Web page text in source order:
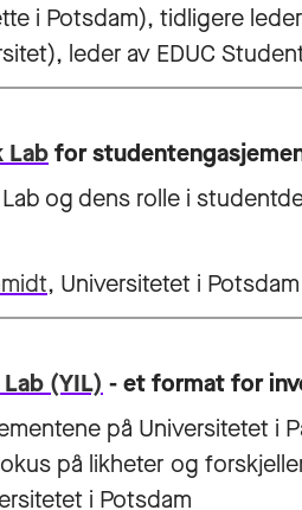
i Potsdam), tidligere
leder av EDUC
Labfor
og dens rolle i
, Universitetet i Potsdam
(YIL) - et format for
på Universitetet i
på likheter og
i Potsdam